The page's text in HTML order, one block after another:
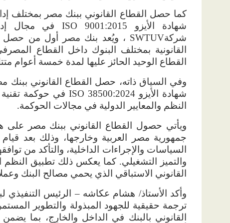
كما حصل القطاع القانوني ببنك مصر بمختلف
شهادة الأيزو ISO 9001:2015 في مجال
شركةSWTUV
القانونية بمختلف البنوك داخل القطاع
القطاع الوحيد الحائز عليها لمدة خمسة أعوام
وفي السياق ذاته، حصل القطاع القانوني ببنك
شهادة الأيزو ISO 38500:2024 في حوكمة
النظم والمعايير الدولية في مجالات الحوكمة.
ويأتي حصول القطاع القانوني ببنك مصر على
جمهورية مصر العربية وخارجها، وذلك بعد قيام
السياسات والإجراءات الداخلية، والتأكد من
والتميز التشغيلي. كما يعكس ذلك تطبيق النظم
القانوني الاستباقي الذي يحمي مصالح البنك
وأكد الأستاذ/ هشام عكاشه – الرئيس
ترجمة حقيقية للجهود المبذولة والتطوير
القانوني بالبنك في الداخل والخارج، بما